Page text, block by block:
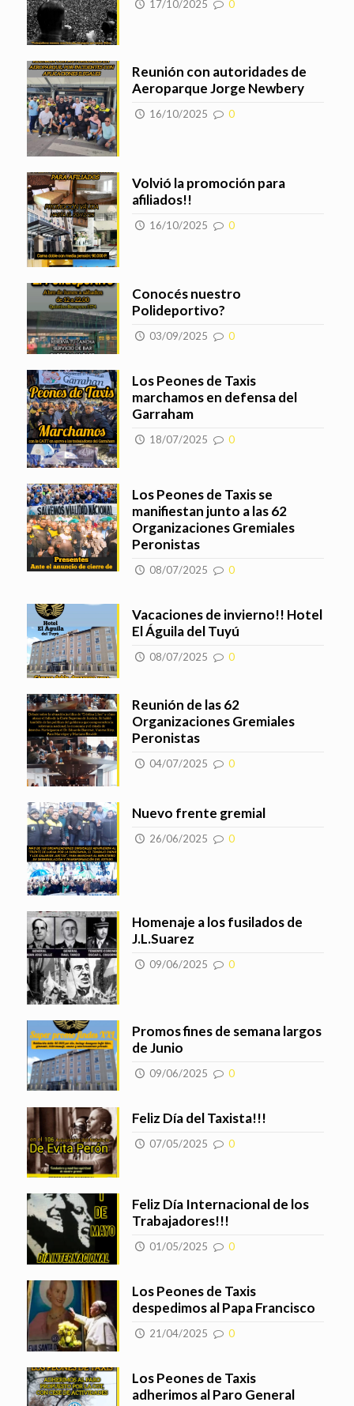
17/10/2025 0
Reunión con autoridades de
Aeroparque Jorge Newbery
16/10/2025 0
Volvió la promoción para
afiliados!!
16/10/2025 0
Conocés nuestro
Polideportivo?
03/09/2025 0
Los Peones de Taxis
marchamos en defensa del
Garraham
18/07/2025 0
Los Peones de Taxis se
manifiestan junto a las 62
Organizaciones Gremiales
Peronistas
08/07/2025 0
Vacaciones de invierno!! Hotel
El Águila del Tuyú
08/07/2025 0
Reunión de las 62
Organizaciones Gremiales
Peronistas
04/07/2025 0
Nuevo frente gremial
26/06/2025 0
Homenaje a los fusilados de
J.L.Suarez
09/06/2025 0
Promos fines de semana largos
de Junio
09/06/2025 0
Feliz Día del Taxista!!!
07/05/2025 0
Feliz Día Internacional de los
Trabajadores!!!
01/05/2025 0
Los Peones de Taxis
despedimos al Papa Francisco
21/04/2025 0
Los Peones de Taxis
adherimos al Paro General